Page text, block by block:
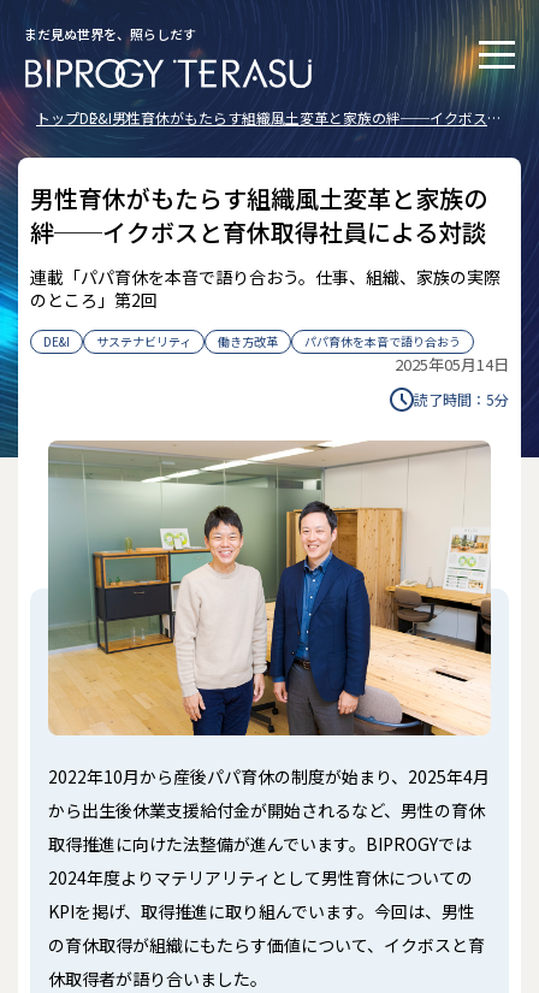
まだ見ぬ世界を、照らしだす
トップDE&I男性育休がもたらす組織風土変革と家族の絆──イクボスと
育休取得社員による対談
男性育休がもたらす組織風土変革と家族の
絆──イクボスと育休取得社員による対談
連載「パパ育休を本音で語り合おう。仕事、組織、家族の実際
のところ」第2回
DE&I サステナビリティ 働き方改革 パパ育休を本音で語り合おう
2025年05月14日
読了時間： 5分
2022年10月から産後パパ育休の制度が始まり、2025年4月
から出生後休業支援給付金が開始されるなど、男性の育休
取得推進に向けた法整備が進んでいます。BIPROGYでは
2024年度よりマテリアリティとして男性育休についての
KPIを掲げ、取得推進に取り組んでいます。今回は、男性
の育休取得が組織にもたらす価値について、イクボスと育
休取得者が語り合いました。